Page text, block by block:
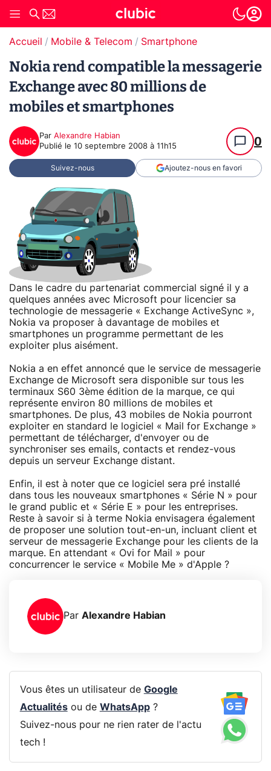
Accueil Mobile & Telecom Smartphone
Nokia rend compatible la messagerie
Exchange avec 80 millions de
mobiles et smartphones
Par Alexandre Habian
Publié le 10 septembre 2008 à 11h15 0
Suivez-nous Ajoutez-nous en favori
Dans le cadre du partenariat commercial signé il y a
quelques années avec Microsoft pour licencier sa
technologie de messagerie « Exchange ActiveSync »,
Nokia va proposer à davantage de mobiles et
smartphones un programme permettant de les
exploiter plus aisément.
Nokia a en effet annoncé que le service de messagerie
Exchange de Microsoft sera disponible sur tous les
terminaux S60 3ème édition de la marque, ce qui
représente environ 80 millions de mobiles et
smartphones. De plus, 43 mobiles de Nokia pourront
exploiter en standard le logiciel « Mail for Exchange »
permettant de télécharger, d'envoyer ou de
synchroniser ses emails, contacts et rendez-vous
depuis un serveur Exchange distant.
Enfin, il est à noter que ce logiciel sera pré installé
dans tous les nouveaux smartphones « Série N » pour
le grand public et « Série E » pour les entreprises.
Reste à savoir si à terme Nokia envisagera également
de proposer une solution tout-en-un, incluant client et
serveur de messagerie Exchange pour les clients de la
marque. En attendant « Ovi for Mail » pour
concurrencer le service « Mobile Me » d'Apple ?
Par Alexandre Habian
Vous êtes un utilisateur de Google
Actualitésou de WhatsApp?
Suivez-nous pour ne rien rater de l'actu
tech !